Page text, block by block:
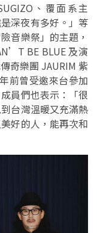
、覆面系主
深夜有多好。」等
音樂祭」的主題，
BE BLUE 及演
奇樂團 JAURIM 紫
前曾受邀來台參加
員們也表示：「很
台灣溫暖又充滿熱
好的人，能再次和